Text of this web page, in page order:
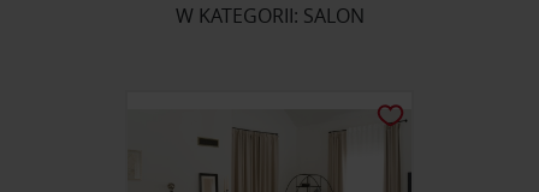
W KATEGORII: SALON